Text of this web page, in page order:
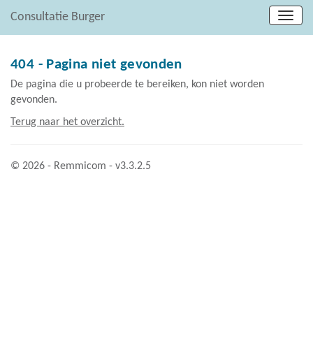
Consultatie Burger
404 - Pagina niet gevonden
De pagina die u probeerde te bereiken, kon niet worden
gevonden.
Terug naar het overzicht.
© 2026 - Remmicom - v3.3.2.5